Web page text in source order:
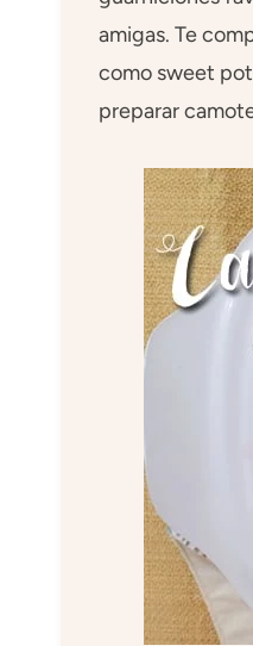
amigas. Te
como sweet
preparar